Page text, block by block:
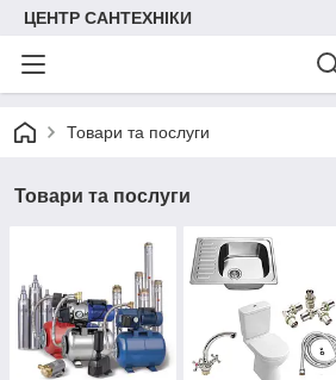
ЦЕНТР САНТЕХНІКИ
Товари та послуги
Товари та послуги